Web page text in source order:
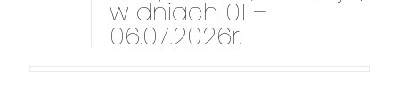
w dniach 01 –
06.07.2026r.